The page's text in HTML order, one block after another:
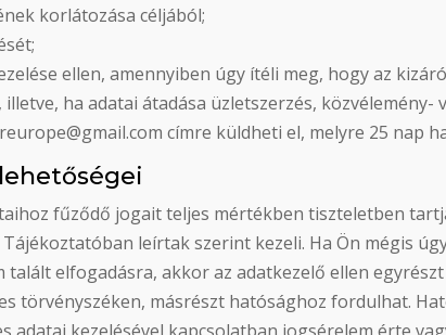
korlátozása céljából;
ellen, amennyiben úgy ítéli meg, hogy az
ha adatai átadása üzletszerzés,
címre küldheti el, melyre 25 nap
fűződő jogait teljes mértékben tiszteletben
leírtak szerint kezeli. Ha Ön mégis
elfogadásra, akkor az adatkezelő ellen
törvényszéken, másrészt hatósághoz fordulhat.